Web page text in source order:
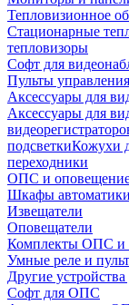
Тепловизионное
Стационарные
тепловизоры
Софт для
Пульты управления
Аксессуары для
Аксессуары для
подсветкиКожухи
переходники
ОПС и
Шкафы автоматики
Извещатели
Оповещатели
Комплекты ОПС и
Умные реле и
Другие
Софт для ОПС